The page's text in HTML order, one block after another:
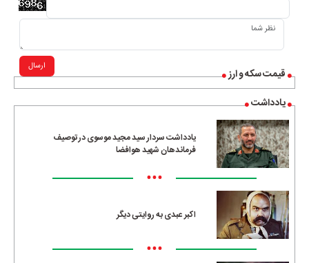
قیمت سکه و ارز
یادداشت
یادداشت سردار سید مجید موسوی در توصیف
فرماندهان شهید هوافضا
•••
اکبر عبدی به روایتی دیگر
•••
ارسال